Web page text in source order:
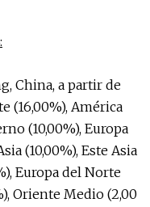
China, a partir de
(16,00%), América
(10,00%), Europa
(10,00%), Este Asia
Europa del Norte
Oriente Medio (2,00